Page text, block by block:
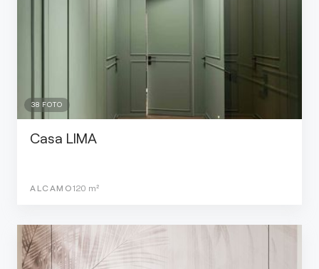
38 FOTO
Casa LIMA
ALCAMO120 m²